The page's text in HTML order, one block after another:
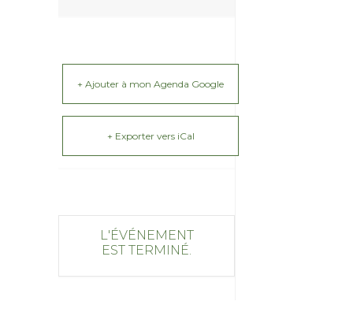
+ Ajouter à mon Agenda Google
+ Exporter vers iCal
L'ÉVÉNEMENT
EST TERMINÉ.